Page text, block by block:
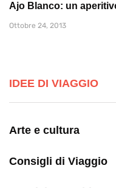
Ajo Blanco: un
Ottobre 24, 2013
IDEE DI VIAGGIO
Arte e cultura
Consigli di Viaggio